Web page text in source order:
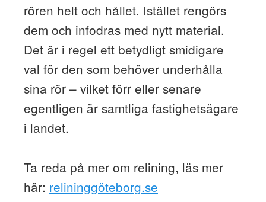
rören helt och hållet. Istället rengörs
dem och infodras med nytt material.
Det är i regel ett betydligt smidigare
val för den som behöver underhålla
sina rör – vilket förr eller senare
egentligen är samtliga fastighetsägare
i landet.
Ta reda på mer om relining, läs mer
här: relininggöteborg.se